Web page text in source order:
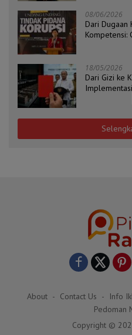
08/06/2026
Dari Dugaan
Kompetensi:
18/05/2026
Dari Gizi ke
About Contact Us Info
Pedoman
Copyright ©